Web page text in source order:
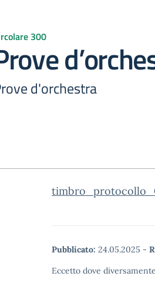
300
d'orchestra
Pubblicato: 24.05.2025 -
Eccetto dove